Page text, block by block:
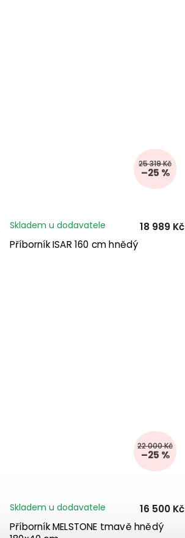
25 319 Kč
–25 %
Příborník ISAR 160 cm hnědý
Skladem u dodavatele 18 989 Kč
22 000 Kč
–25 %
Příborník MELSTONE tmavě hnědý
Skladem u dodavatele 16 500 Kč